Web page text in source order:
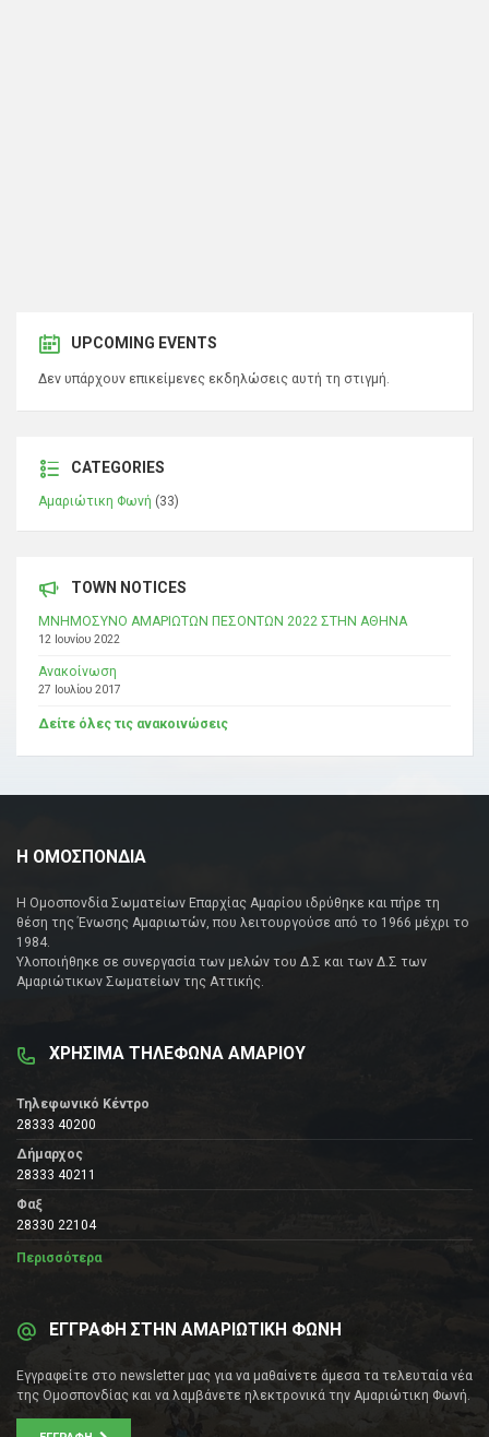
UPCOMING EVENTS
Δεν υπάρχουν επικείμενες εκδηλώσεις αυτή τη στιγμή.
CATEGORIES
Αμαριώτικη Φωνή (33)
TOWN NOTICES
ΜΝΗΜΟΣΥΝΟ ΑΜΑΡΙΩΤΩΝ ΠΕΣΟΝΤΩΝ 2022 ΣΤΗΝ ΑΘΗΝΑ
12 Ιουνίου 2022
Ανακοίνωση
27 Ιουλίου 2017
Δείτε όλες τις ανακοινώσεις
Η ΟΜΟΣΠΟΝΔΙΑ
Η Ομοσπονδία Σωματείων Επαρχίας Αμαρίου ιδρύθηκε και πήρε τη
θέση της Ένωσης Αμαριωτών, που λειτουργούσε από το 1966 μέχρι το
1984.
Υλοποιήθηκε σε συνεργασία των μελών του Δ.Σ και των Δ.Σ των
Αμαριώτικων Σωματείων της Αττικής.
ΧΡΗΣΙΜΑ ΤΗΛΕΦΩΝΑ ΑΜΑΡΙΟΥ
Τηλεφωνικό Κέντρο
28333 40200
Δήμαρχος
28333 40211
Φαξ
28330 22104
Περισσότερα
ΕΓΓΡΑΦΗ ΣΤΗΝ ΑΜΑΡΙΩΤΙΚΗ ΦΩΝΗ
Εγγραφείτε στο newsletter μας για να μαθαίνετε άμεσα τα τελευταία νέα
της Ομοσπονδίας και να λαμβάνετε ηλεκτρονικά την Αμαριώτικη Φωνή.